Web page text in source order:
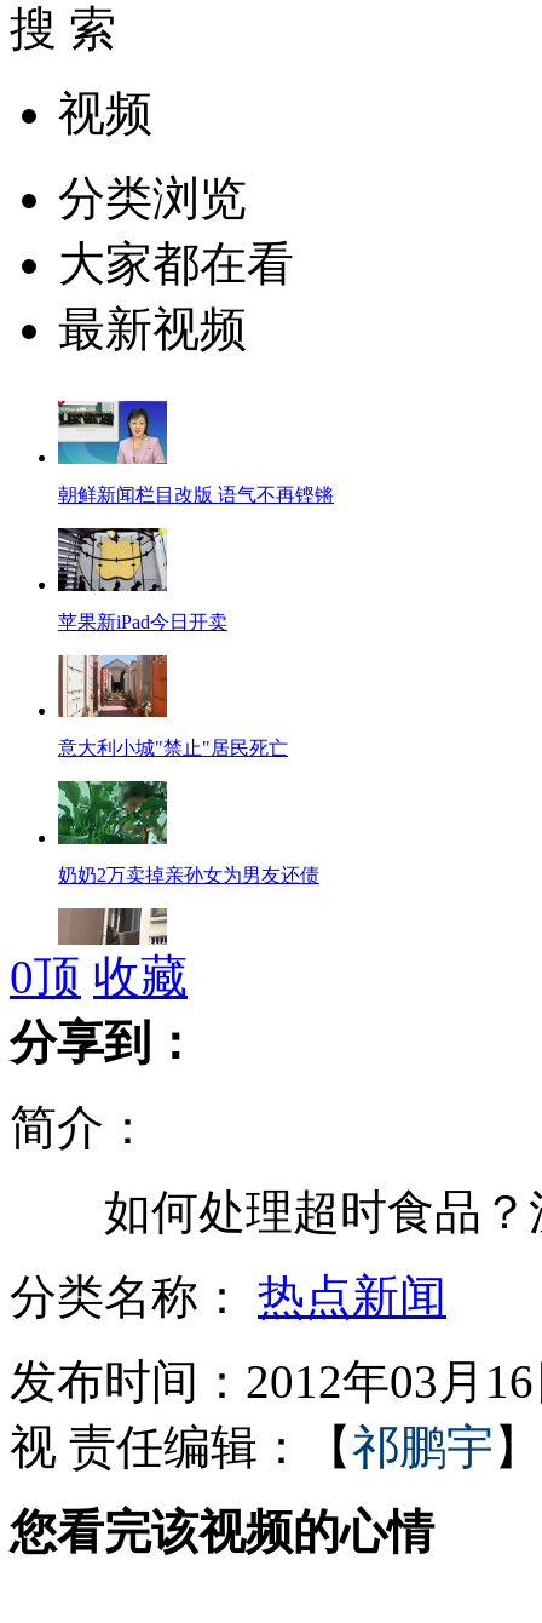
搜 索
视频
分类浏览
大家都在看
最新视频
朝鲜新闻栏目改版 语气不再铿锵
苹果新iPad今日开卖
意大利小城"禁止"居民死亡
奶奶2万卖掉亲孙女为男友还债
偷情被撞破 小三躲窗外
美国警察上演陆空联合追车大战
因挡车库门 宝马杀出"血路"
嫦娥三号2013年将月球软着陆
0顶 收藏
分享到：
简介：
如何处理超时食品？
分类名称： 热点新闻
发布时间：2012年03月
视 责任编辑：【祁鹏宇 】
您看完该视频的心情